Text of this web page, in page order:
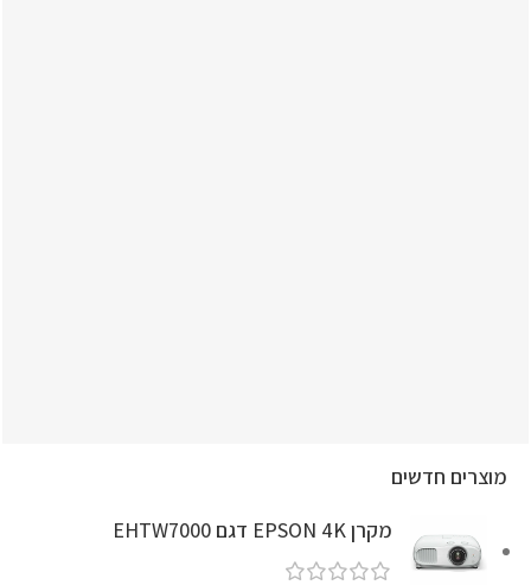
מוצרים חדשים
מקרן EPSON 4K דגם EHTW7000